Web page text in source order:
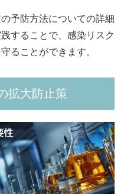
予防方法についての詳細
することで、感染リスク
ることができます。
拡大防止策